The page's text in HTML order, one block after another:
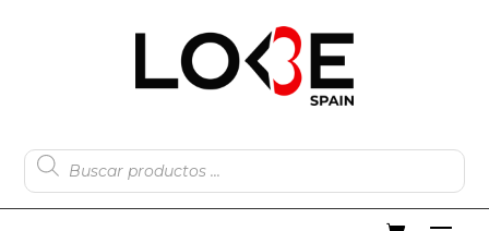
de
productos